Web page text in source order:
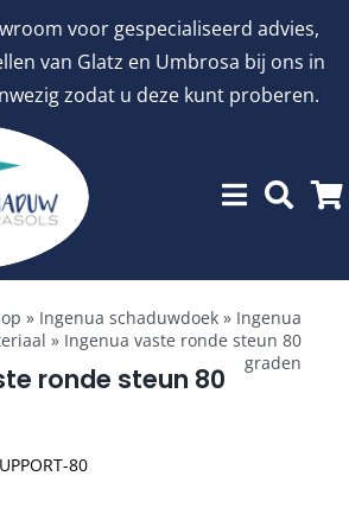
voor gespecialiseerd advies,
van Glatz en Umbrosa bij ons in
zodat u deze kunt proberen.
» Ingenua schaduwdoek » Ingenua
» Ingenua vaste ronde steun 80
graden
ronde steun 80
80